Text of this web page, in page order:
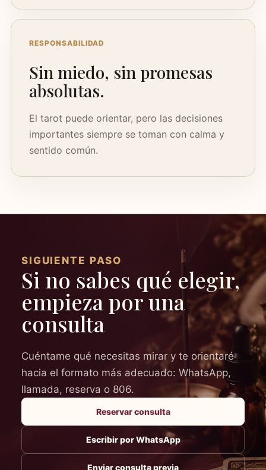
RESPONSABILIDAD
Sin miedo, sin promesas
absolutas.
El tarot puede orientar, pero las decisiones
importantes siempre se toman con calma y
sentido común.
SIGUIENTE PASO
Si no sabes qué elegir,
empieza por una
consulta
Cuéntame qué necesitas mirar y te orientaré
hacia el formato más adecuado: WhatsApp,
llamada, reserva o 806.
Reservar consulta
Escribir por WhatsApp
Enviar consulta previa